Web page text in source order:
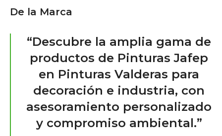
De la Marca
“Descubre la amplia gama de
productos de Pinturas Jafep
en Pinturas Valderas para
decoración e industria, con
asesoramiento personalizado
y compromiso ambiental.”